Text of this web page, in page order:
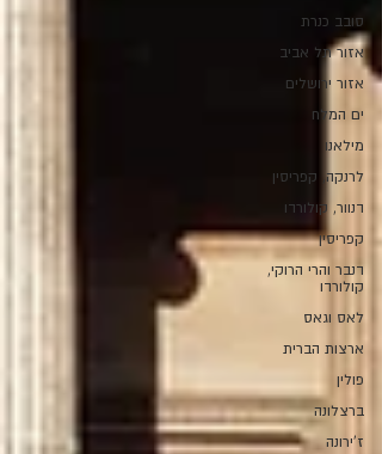
סובב כנרת
אזור תל אביב
אזור ירושלים
ים המלח
מילאנו
לרנקה, קפריסין
דנוור, קולורדו
קפריסין
דנבר והרי הרוקי,
קולורדו
לאס וגאס
ארצות הברית
פולין
ברצלונה
ז'ירונה